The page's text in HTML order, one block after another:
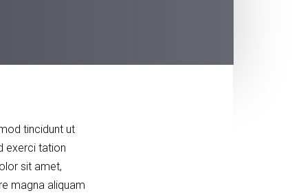
tincidunt ut
exerci tation
sit amet,
magna aliquam